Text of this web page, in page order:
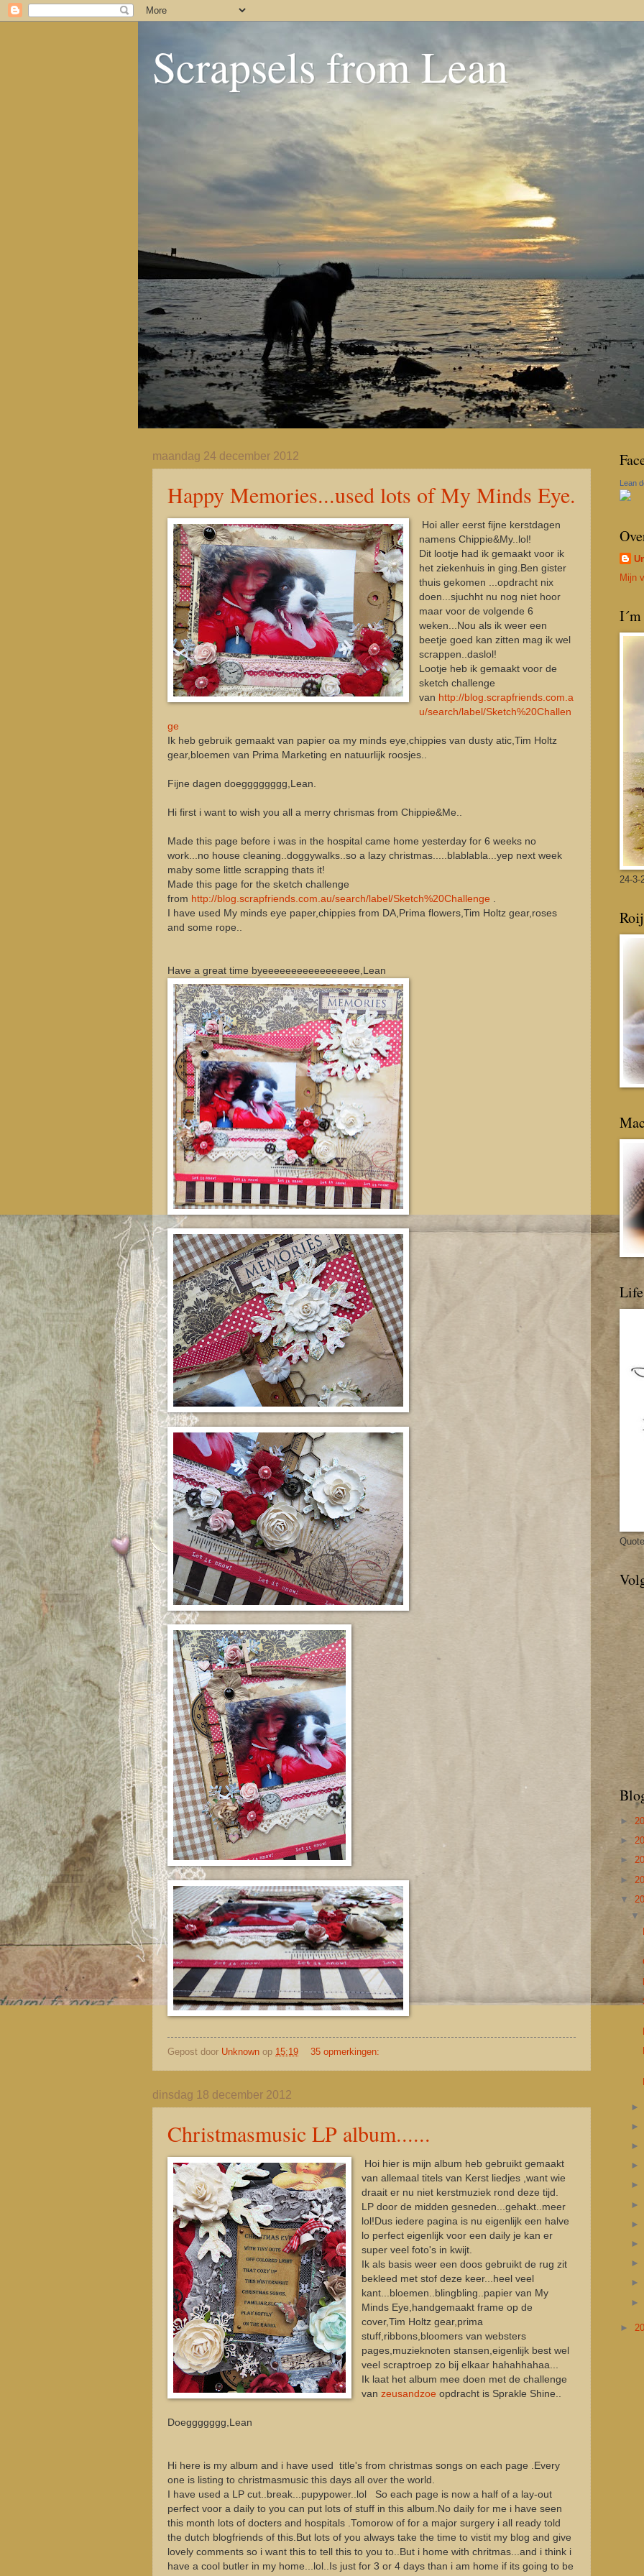
Scrapsels from Lean
maandag 24 december 2012
Happy Memories...used lots of My Minds Eye.
Hoi aller eerst fijne kerstdagen
namens Chippie&My..lol!
Dit lootje had ik gemaakt voor ik
het ziekenhuis in ging.Ben gister
thuis gekomen ...opdracht nix
doen...sjuchht nu nog niet hoor
maar voor de volgende 6
weken...Nou als ik weer een
beetje goed kan zitten mag ik wel
scrappen..daslol!
Lootje heb ik gemaakt voor de
sketch challenge
van http://blog.scrapfriends.com.a
u/search/label/Sketch%20Challen
ge
Ik heb gebruik gemaakt van papier oa my minds eye,chippies van dusty atic,Tim Holtz
gear,bloemen van Prima Marketing en natuurlijk roosjes..
Fijne dagen doegggggggg,Lean.
Hi first i want to wish you all a merry chrismas from Chippie&Me..
Made this page before i was in the hospital came home yesterday for 6 weeks no
work...no house cleaning..doggywalks..so a lazy christmas.....blablabla...yep next week
maby some little scrapping thats it!
Made this page for the sketch challenge
from http://blog.scrapfriends.com.au/search/label/Sketch%20Challenge
I have used My minds eye paper,chippies from DA,Prima flowers,Tim Holtz gear,roses
and some rope..
Have a great time byeeeeeeeeeeeeeeeee,Lean
Gepost door Unknown op 15:19 35 opmerkingen:
dinsdag 18 december 2012
Christmasmusic LP album......
Hoi hier is mijn album heb gebruikt gemaakt
van allemaal titels van Kerst liedjes ,want wie
draait er nu niet kerstmuziek rond deze tijd.
LP door de midden gesneden...gehakt..meer
lol!Dus iedere pagina is nu eigenlijk een halve
lo perfect eigenlijk voor een daily je kan er
super veel foto's in kwijt.
Ik als basis weer een doos gebruikt de rug zit
bekleed met stof deze keer...heel veel
kant...bloemen..blingbling..papier van My
Minds Eye,handgemaakt frame op de
cover,Tim Holtz gear,prima
stuff,ribbons,bloomers van websters
pages,muzieknoten stansen,eigenlijk best wel
veel scraptroep zo bij elkaar hahahhahaa...
Ik laat het album mee doen met de challenge
van zeusandzoe opdracht is Sprakle Shine..
Doeggggggg,Lean
Hi here is my album and i have used title's from christmas songs on each page .Every
one is listing to christmasmusic this days all over the world.
I have used a LP cut..break...pupypower..lol So each page is now a half of a lay-out
perfect voor a daily to you can put lots of stuff in this album.No daily for me i have seen
this month lots of docters and hospitals .Tomorow of for a major surgery i all ready told
the dutch blogfriends of this.But lots of you always take the time to vistit my blog and give
lovely comments so i want this to tell this to you to..But i home with chritmas...and i think i
have a cool butler in my home...lol..Is just for 3 or 4 days than i am home if its going to be
Lean
Mijn
24-3-
Roij
Life
Quote
►
►
►
►
▼
►